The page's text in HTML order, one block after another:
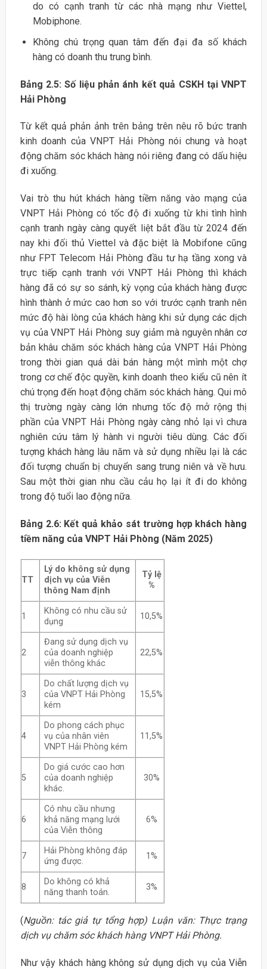
do có cạnh tranh từ các nhà mạng như Viettel,
Mobiphone.
Không chú trọng quan tâm đến đại đa số khách
hàng có doanh thu trung bình.
Bảng 2.5: Số liệu phản ánh kết quả CSKH tại VNPT
Hải Phòng
Từ kết quả phản ảnh trên bảng trên nêu rõ bức tranh
kinh doanh của VNPT Hải Phòng nói chung và hoạt
động chăm sóc khách hàng nói riêng đang có dấu hiệu
đi xuống.
Vai trò thu hút khách hàng tiềm năng vào mạng của
VNPT Hải Phòng có tốc độ đi xuống từ khi tình hình
cạnh tranh ngày càng quyết liệt bắt đầu từ 2024 đến
nay khi đối thủ Viettel và đặc biệt là Mobifone cũng
như FPT Telecom Hải Phòng đầu tư hạ tầng xong và
trực tiếp cạnh tranh với VNPT Hải Phòng thì khách
hàng đã có sự so sánh, kỳ vọng của khách hàng được
hình thành ở mức cao hơn so với trước cạnh tranh nên
mức độ hài lòng của khách hàng khi sử dụng các dịch
vụ của VNPT Hải Phòng suy giảm mà nguyên nhân cơ
bản khâu chăm sóc khách hàng của VNPT Hải Phòng
trong thời gian quá dài bán hàng một mình một chợ
trong cơ chế độc quyền, kinh doanh theo kiểu cũ nên ít
chú trọng đến hoạt động chăm sóc khách hàng. Qui mô
thị trường ngày càng lớn nhưng tốc độ mở rộng thị
phần của VNPT Hải Phòng ngày càng nhỏ lại vì chưa
nghiên cứu tâm lý hành vi người tiêu dùng. Các đối
tượng khách hàng lâu năm và sử dụng nhiều lại là các
đối tượng chuẩn bị chuyển sang trung niên và về hưu.
Sau một thời gian nhu cầu cảu họ lại ít đi do không
trong độ tuổi lao động nữa.
Bảng 2.6: Kết quả khảo sát trường hợp khách hàng
tiềm năng của VNPT Hải Phòng (Năm 2025)
TT
Lý do không sử dụng
dịch vụ của Viễn
thông Nam định
Tỷ lệ
%
1
Không có nhu cầu sử
dụng
10,5%
2
Đang sử dụng dịch vụ
của doanh nghiệp
viễn thông khác
22,5%
3
Do chất lượng dịch vụ
của VNPT Hải Phòng
kém
15,5%
4
Do phong cách phục
vụ của nhân viên
VNPT Hải Phòng kém
11,5%
5
Do giá cước cao hơn
của doanh nghiệp
khác.
30%
6
Có nhu cầu nhưng
khả năng mạng lưới
của Viễn thông
6%
7
Hải Phòng không đáp
ứng được.
1%
8
Do không có khả
năng thanh toán.
3%
(Nguồn: tác giả tự tổng hợp) Luận văn: Thực trạng
dịch vụ chăm sóc khách hàng VNPT Hải Phòng.
Như vậy khách hàng không sử dụng dịch vụ của Viễn